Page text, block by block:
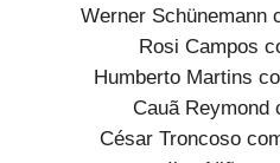
Werner Schünemann
Rosi Campos
Humberto Martins
Cauã Reymond
César Troncoso